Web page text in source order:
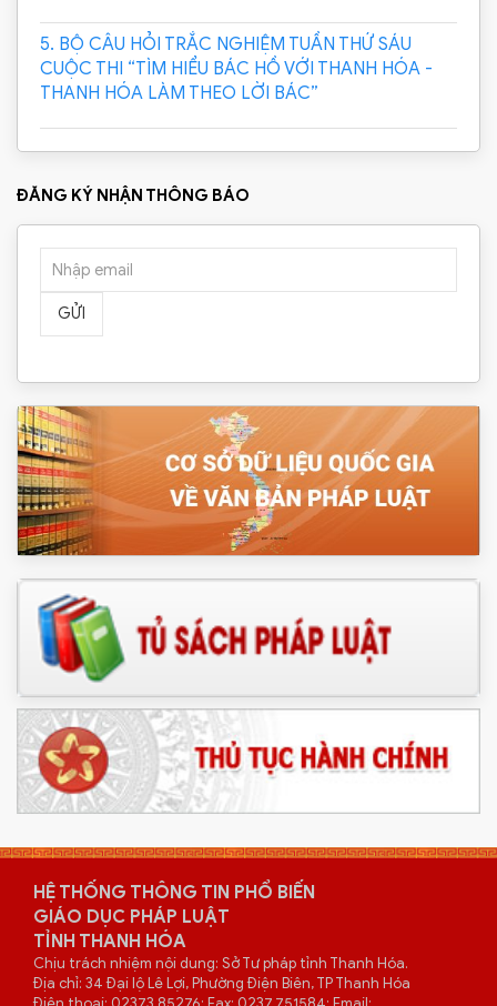
5. BỘ CÂU HỎI TRẮC NGHIỆM TUẦN THỨ SÁU
CUỘC THI “TÌM HIỂU BÁC HỒ VỚI THANH HÓA -
THANH HÓA LÀM THEO LỜI BÁC”
ĐĂNG KÝ NHẬN THÔNG BÁO
GỬI
HỆ THỐNG THÔNG TIN PHỔ BIẾN
GIÁO DỤC PHÁP LUẬT
TỈNH THANH HÓA
Chịu trách nhiệm nội dung: Sở Tư pháp tỉnh Thanh Hóa.
Địa chỉ: 34 Đại lộ Lê Lợi, Phường Điện Biên, TP Thanh Hóa